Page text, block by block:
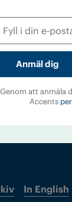
nykterhet
116 33
Janson
In English
Genom att anmäla
Accents